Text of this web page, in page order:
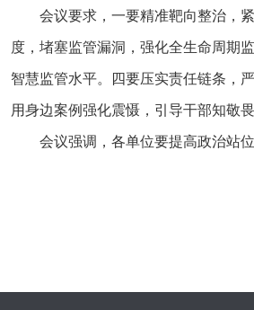
会议要求，一要精准靶向整治，
度，堵塞监管漏洞，强化全生命周期
智慧监管水平。四要压实责任链条，
用身边案例强化震慑，引导干部知敬
会议强调，各单位要提高政治站